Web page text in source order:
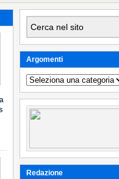
Argomenti
Argomenti
Redazione